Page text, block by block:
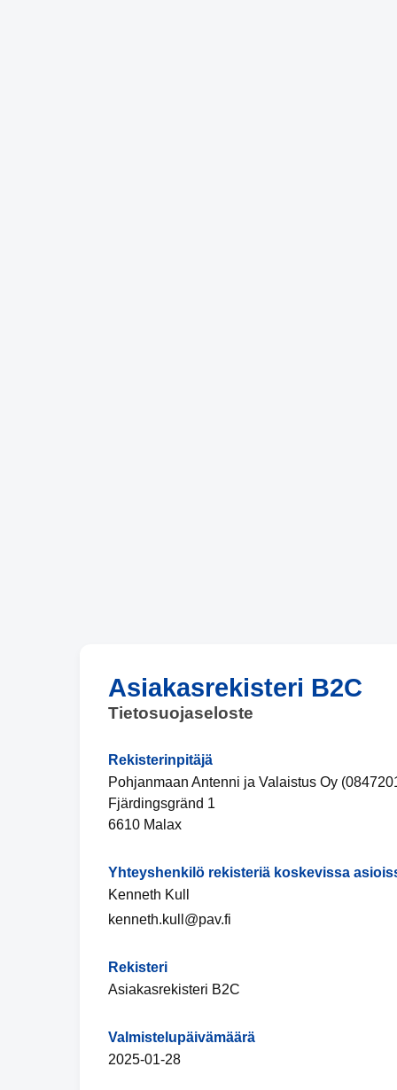
Asiakasrekisteri B2C
Tietosuojaseloste
Rekisterinpitäjä
Pohjanmaan Antenni ja Valaistus Oy
Fjärdingsgränd 1
6610 Malax
Yhteyshenkilö rekisteriä koskevissa
Kenneth Kull
kenneth.kull@pav.fi
Rekisteri
Asiakasrekisteri B2C
Valmistelupäivämäärä
2025-01-28